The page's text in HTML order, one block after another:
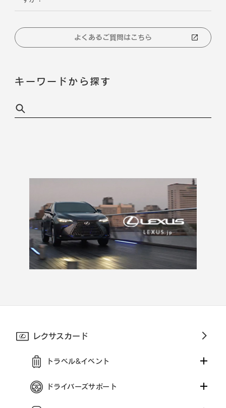
よくあるご質問はこちら
キーワードから探す
レクサスカード
トラベル&イベント
ドライバーズサポート